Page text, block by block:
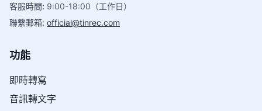
客服時間: 9:00-18:00（工作日）
聯繫郵箱: official@tinrec.com
功能
即時轉寫
音訊轉文字